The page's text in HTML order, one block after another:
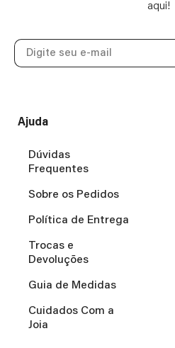
aqui!
Ajuda
Dúvidas
Frequentes
Sobre os Pedidos
Política de Entrega
Trocas e
Devoluções
Guia de Medidas
Cuidados Com a
Joia